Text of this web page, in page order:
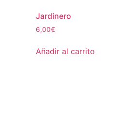
Jardinero
6,00€
Añadir al carrito